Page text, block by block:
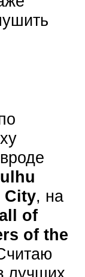
City, на
of
of the
лучших